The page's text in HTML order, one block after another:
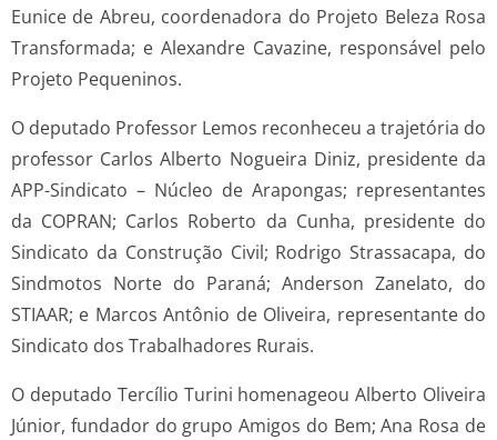
Eunice de Abreu, coordenadora do Projeto Beleza Rosa
Transformada; e Alexandre Cavazine, responsável pelo
Projeto Pequeninos.
O deputado Professor Lemos reconheceu a trajetória do
professor Carlos Alberto Nogueira Diniz, presidente da
APP-Sindicato – Núcleo de Arapongas; representantes
da COPRAN; Carlos Roberto da Cunha, presidente do
Sindicato da Construção Civil; Rodrigo Strassacapa, do
Sindmotos Norte do Paraná; Anderson Zanelato, do
STIAAR; e Marcos Antônio de Oliveira, representante do
Sindicato dos Trabalhadores Rurais.
O deputado Tercílio Turini homenageou Alberto Oliveira
Júnior, fundador do grupo Amigos do Bem; Ana Rosa de